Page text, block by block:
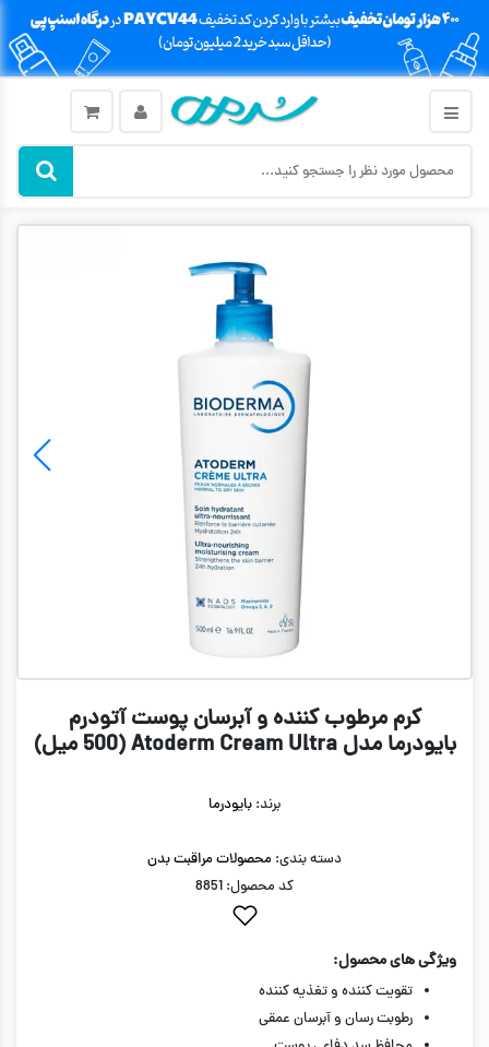
کرم مرطوب کننده و آبرسان پوست آتودرم
بایودرما مدل Atoderm Cream Ultra (500 میل)
برند: بایودرما
دسته بندی: محصولات مراقبت بدن
کد محصول: 8851
ویژگی های محصول:
تقویت کننده و تغذیه کننده
رطوبت رسان و آبرسان عمقی